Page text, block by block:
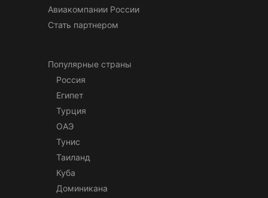
Авиакомпании России
Стать партнером
Популярные страны
Россия
Египет
Турция
ОАЭ
Тунис
Таиланд
Куба
Доминикана